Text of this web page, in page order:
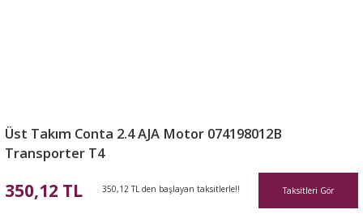
Üst Takım Conta 2.4 AJA Motor 074198012B
Transporter T4
350,12 TL 350,12 TL den başlayan taksitlerle!! Taksitleri Gör